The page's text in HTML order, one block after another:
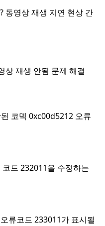
동영상 재생 지연 현상 간
상 재생 안됨 문제 해결
코덱 0xc00d5212 오류
드 232011을 수정하는
류코드 233011가 표시될